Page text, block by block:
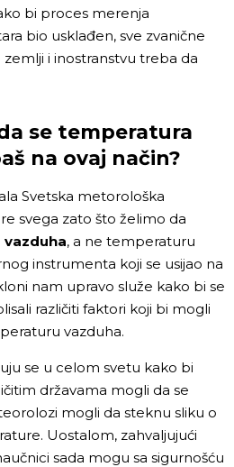
bi proces merenja
bio usklađen, sve zvanične
i inostranstvu treba da
se temperatura
na ovaj način?
Svetska metorološka
svega zato što želimo da
, a ne temperaturu
instrumenta koji se usijao na
nam upravo služe kako bi se
različiti faktori koji bi mogli
vazduha.
se u celom svetu kako bi
državama mogli da se
mogli da steknu sliku o
Uostalom, zahvaljujući
sada mogu sa sigurnošću